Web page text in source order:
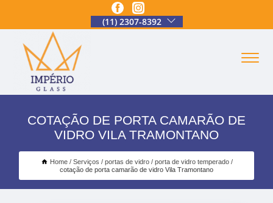
(11) 2307-8392
COTAÇÃO DE PORTA CAMARÃO DE
VIDRO VILA TRAMONTANO
Home Serviços portas de vidro
porta de vidro temperado
cotação de porta camarão de vidro Vila Tramontano